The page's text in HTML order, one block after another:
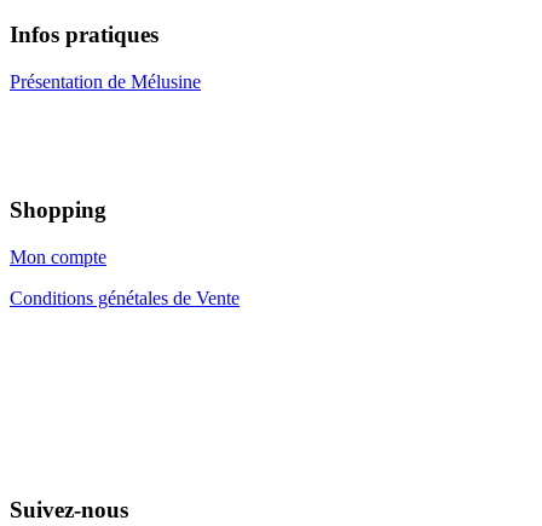
Infos pratiques
Présentation de Mélusine
Shopping
Mon compte
Conditions génétales de Vente
Suivez-nous